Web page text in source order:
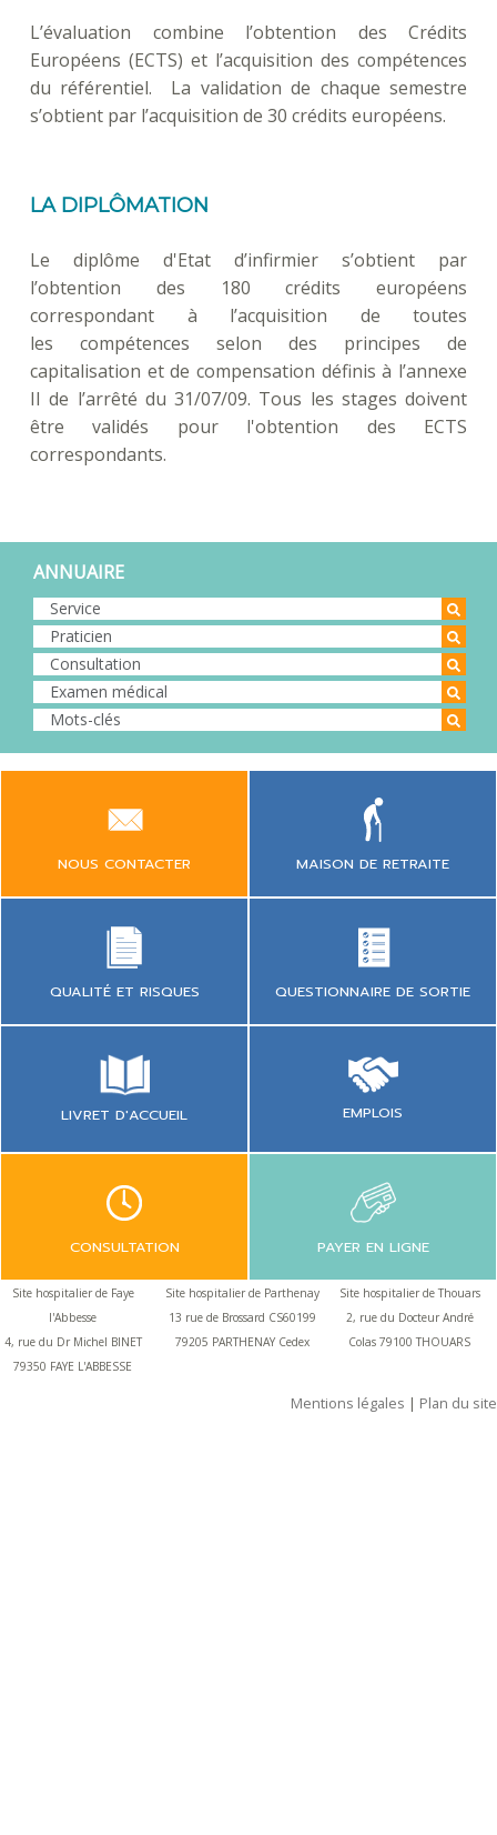
L’évaluation combine l’obtention des Crédits
Européens (ECTS) et l’acquisition des compétences
du référentiel. La validation de chaque semestre
s’obtient par l’acquisition de 30 crédits européens.
LA DIPLÔMATION
Le diplôme d'Etat d’infirmier s’obtient par
l’obtention des 180 crédits européens
correspondant à l’acquisition de toutes
les compétences selon des principes de
capitalisation et de compensation définis à l’annexe
II de l’arrêté du 31/07/09. Tous les stages doivent
être validés pour l'obtention des ECTS
correspondants.
ANNUAIRE
NOUS CONTACTER MAISON DE RETRAITE
QUALITÉ ET RISQUES QUESTIONNAIRE DE SORTIE
LIVRET D'ACCUEIL EMPLOIS
CONSULTATION PAYER EN LIGNE
Site hospitalier de Faye
l'Abbesse
4, rue du Dr Michel BINET
79350 FAYE L'ABBESSE
Site hospitalier de Parthenay
13 rue de Brossard CS60199
79205 PARTHENAY Cedex
Site hospitalier de Thouars
2, rue du Docteur André
Colas 79100 THOUARS
Mentions légales | Plan du site